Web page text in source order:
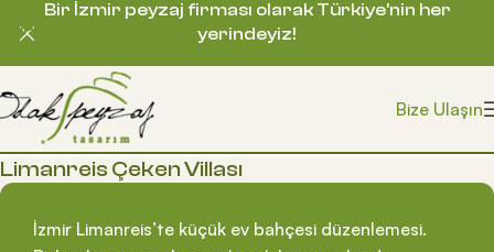
Skip to navigation
Bize Ulaşın
Limanreis Çeken Villası
İzmir Limanreis’te küçük ev bahçesi düzenlemesi.
Bir İzmir peyzaj firması olarak Türkiye’nin her
yerindeyiz!